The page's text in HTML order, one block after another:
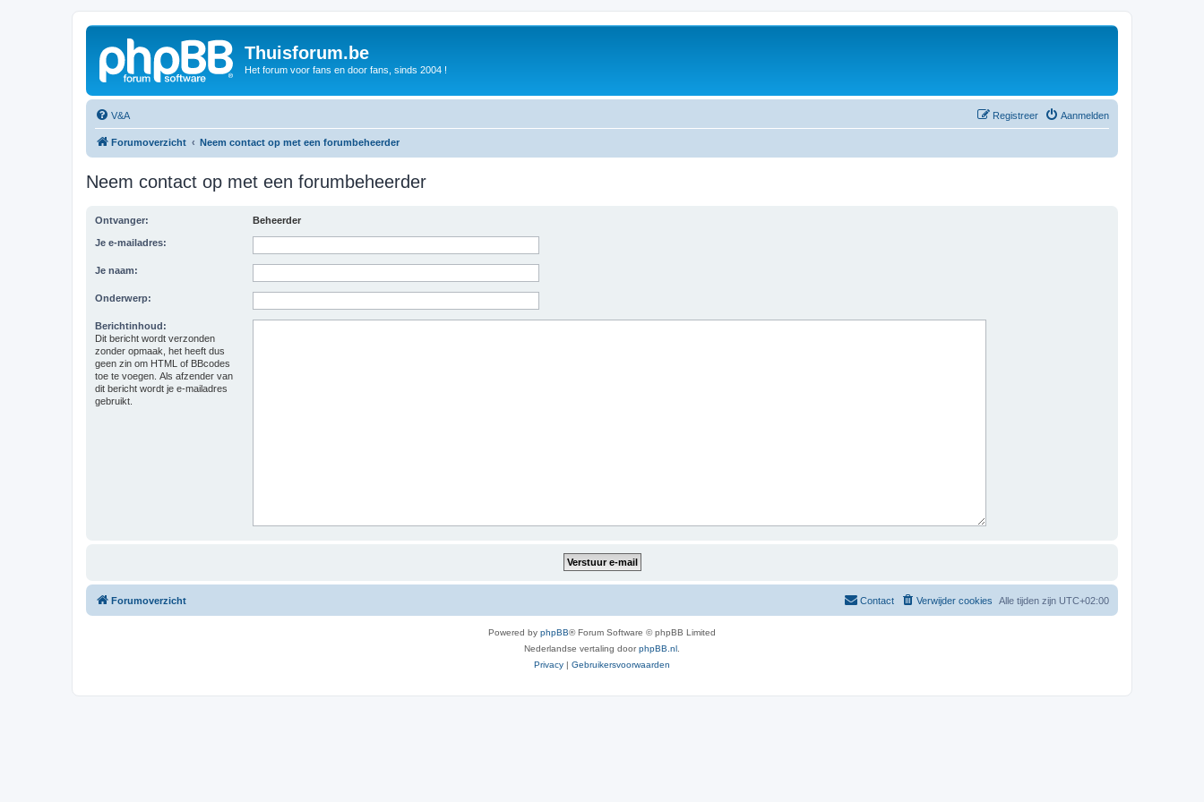
Thuisforum.be
Het forum voor fans en door fans, sinds 2004 !
V&A Aanmelden
Registreer
Forumoverzicht Neem contact op met een forumbeheerder
Neem contact op met een forumbeheerder
Ontvanger: Beheerder
Je e-mailadres:
Je naam:
Onderwerp:
Berichtinhoud:
Dit bericht wordt verzonden
zonder opmaak, het heeft dus
geen zin om HTML of BBcodes
toe te voegen. Als afzender van
dit bericht wordt je e-mailadres
gebruikt.
Forumoverzicht Alle tijden zijn UTC+02:00
Verwijder cookies
Contact
Powered by phpBB® Forum Software © phpBB Limited
Nederlandse vertaling doorphpBB.nl
Privacy | Gebruikersvoorwaarden